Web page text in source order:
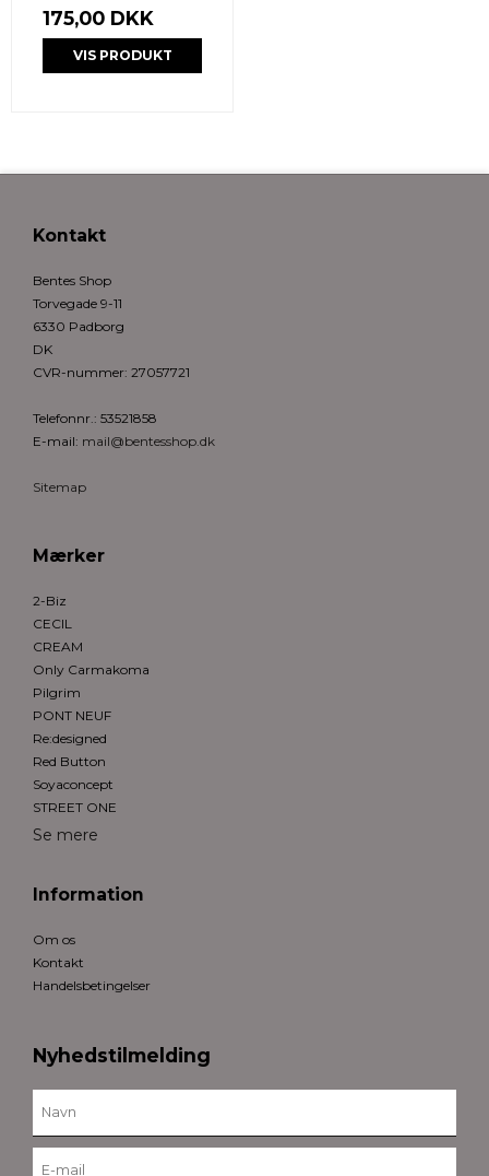
175,00 DKK
VIS PRODUKT
Kontakt
Bentes Shop
Torvegade 9-11
6330 Padborg
DK
CVR-nummer: 27057721
Telefonnr.: 53521858
E-mail: mail@bentesshop.dk
Sitemap
Mærker
2-Biz
CECIL
CREAM
Only Carmakoma
Pilgrim
PONT NEUF
Re:designed
Red Button
Soyaconcept
STREET ONE
Se mere
Information
Om os
Kontakt
Handelsbetingelser
Nyhedstilmelding